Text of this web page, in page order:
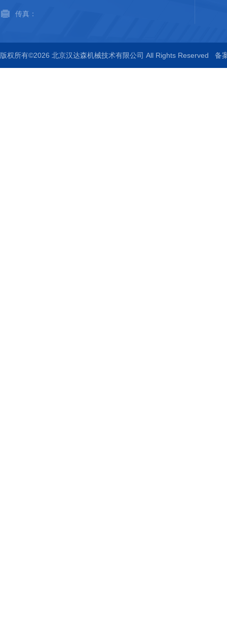
传真：
版权所有©2026 北京汉达森机械技术有限公司 All Rights Reserved 备